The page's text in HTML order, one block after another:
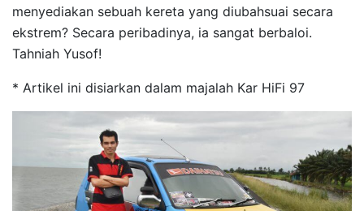
menyediakan sebuah kereta yang diubahsuai secara
ekstrem? Secara peribadinya, ia sangat berbaloi.
Tahniah Yusof!
* Artikel ini disiarkan dalam majalah Kar HiFi 97